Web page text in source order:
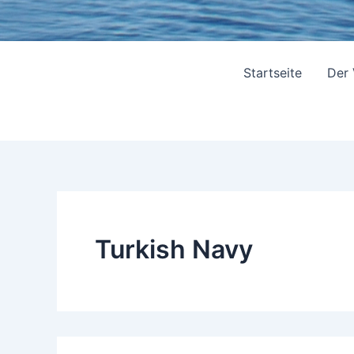
Startseite Der
Turkish Navy